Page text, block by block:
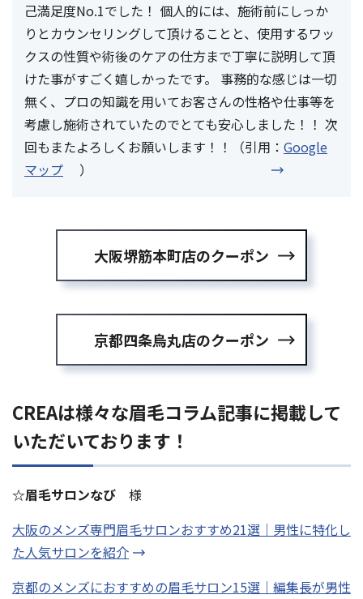
己満足度No.1でした！ 個人的には、施術前にしっか
りとカウンセリングして頂けることと、使用するワッ
クスの性質や術後のケアの仕方まで丁寧に説明して頂
けた事がすごく嬉しかったです。 事務的な感じは一切
無く、プロの知識を用いてお客さんの性格や仕事等を
考慮し施術されていたのでとても安心しました！！ 次
回もまたよろしくお願いします！！（引用： Google
マップ
）
大阪堺筋本町店のクーポン
京都四条烏丸店のクーポン
CREAは様々な眉毛コラム記事に掲載して
いただいております！
☆眉毛サロンなび 様
大阪のメンズ専門眉毛サロンおすすめ21選｜男性に特化し
た人気サロンを紹介
京都のメンズにおすすめの眉毛サロン15選｜編集長が男性